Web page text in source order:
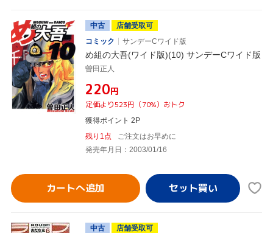
中古
店舗受取可
コミック
サンデーCワイド版
め組の大吾(ワイド版)(10) サンデーCワイド版
曽田正人
¥220円
定価より523円（70%）おトク
獲得ポイント 2P
残り1点
ご注文はお早めに
発売年月日：2003/01/16
カートへ追加
中古
店舗受取可